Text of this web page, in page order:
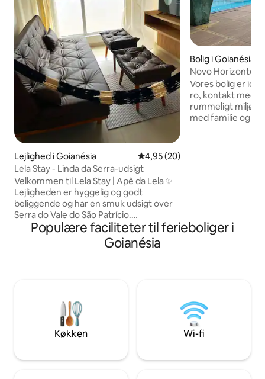
Lejlighed i Goianésia 4,95 ud af 5 i gennemsnitlig
4,95 (20)
Lela Stay - Linda da Serra-udsigt
Velkommen til Lela Stay | Apê da Lela ✨
Lejligheden er hyggelig og godt
beliggende og har en smuk udsigt over
Serra do Vale do São Patrício.
Beliggenhed med nem adgang til
restauranter, bagerier og butikker,
hvilket gør dit ophold mere bekvemt.
personer. Lejligheden har wi-fi, et fuldt
udstyret køkken, en garage og en
elevator, hvilket kombinerer komfort og
bekvemmelighed og giver et roligt
Bolig i Goianésia
Novo Horizonte
Vores bolig er
ro, kontakt med
rummeligt miljø,
med familie og
swimmingpool
Populære faciliteter til ferieboliger i
Goianésia
Køkken Wi-fi